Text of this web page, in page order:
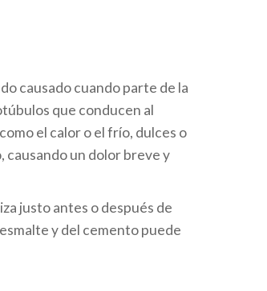
causado cuando parte de la
que conducen al
el calor o el frío, dulces o
causando un dolor breve y
justo antes o después de
y del cemento puede